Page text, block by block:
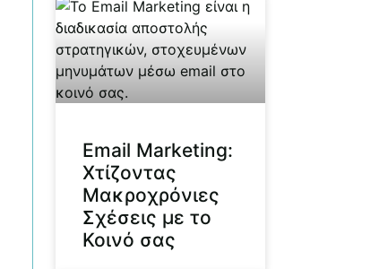
Email Marketing:
Χτίζοντας
Μακροχρόνιες
Σχέσεις με το
Κοινό σας